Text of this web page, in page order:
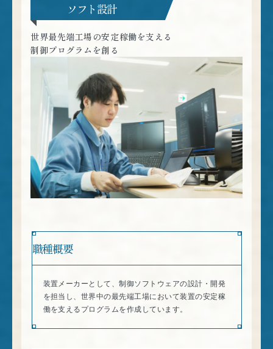
ソフト設計
世界最先端工場の安定稼働を支える
制御プログラムを創る
職種概要
装置メーカーとして、制御ソフトウェアの設計・開発
を担当し、世界中の最先端工場において装置の安定稼
働を支えるプログラムを作成しています。